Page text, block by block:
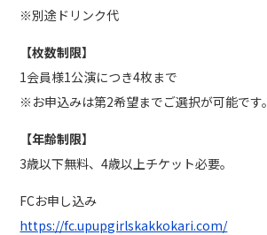
※別途ドリンク代
【枚数制限】
1会員様1公演につき4枚まで
※お申込みは第2希望までご選択が可能です。
【年齢制限】
3歳以下無料、4歳以上チケット必要。
FCお申し込み
https://fc.upupgirlskakkokari.com/